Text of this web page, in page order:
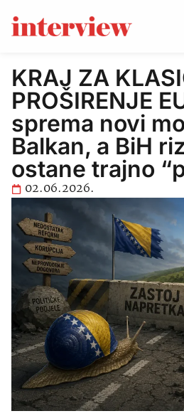
KRAJ ZA
PROŠIRENJE
sprema novi
Balkan, a BiH
ostane trajno
02.06.2026.